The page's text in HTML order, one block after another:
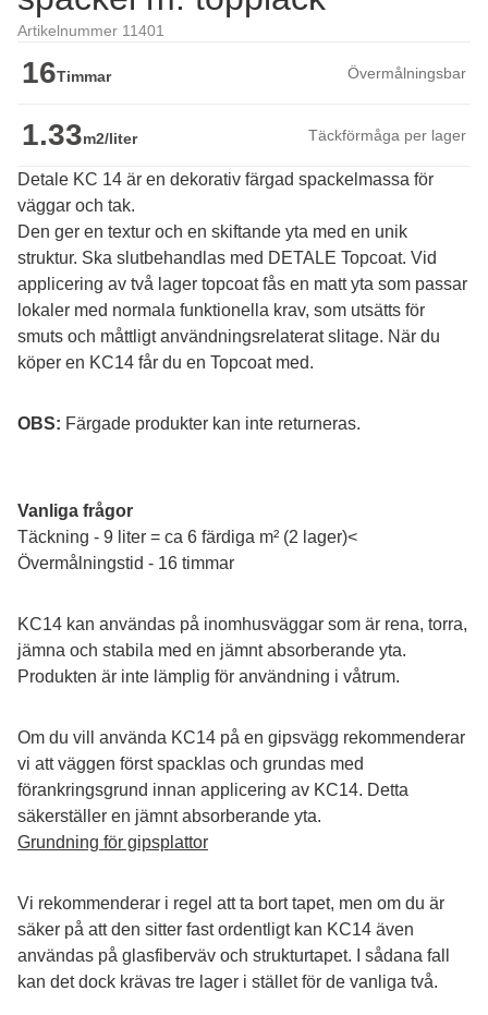
Artikelnummer 11401
16Timmar Övermålningsbar
1.33m2/liter Täckförmåga per lager
Detale KC 14 är en dekorativ färgad spackelmassa för
väggar och tak.
Den ger en textur och en skiftande yta med en unik
struktur. Ska slutbehandlas med DETALE Topcoat. Vid
applicering av två lager topcoat fås en matt yta som passar
lokaler med normala funktionella krav, som utsätts för
smuts och måttligt användningsrelaterat slitage. När du
köper en KC14 får du en Topcoat med.
OBS: Färgade produkter kan inte returneras.
Vanliga frågor
Täckning - 9 liter = ca 6 färdiga m² (2 lager)<
Övermålningstid - 16 timmar
KC14 kan användas på inomhusväggar som är rena, torra,
jämna och stabila med en jämnt absorberande yta.
Produkten är inte lämplig för användning i våtrum.
Om du vill använda KC14 på en gipsvägg rekommenderar
vi att väggen först spacklas och grundas med
förankringsgrund innan applicering av KC14. Detta
säkerställer en jämnt absorberande yta.
Grundning för gipsplattor
Vi rekommenderar i regel att ta bort tapet, men om du är
säker på att den sitter fast ordentligt kan KC14 även
användas på glasfiberväv och strukturtapet. I sådana fall
kan det dock krävas tre lager i stället för de vanliga två.